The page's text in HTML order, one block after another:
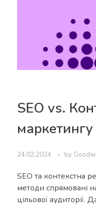
SEO vs.
маркетингу
24.02.2024 by
SEO та контекстна
методи спрямовані
цільової аудиторії.